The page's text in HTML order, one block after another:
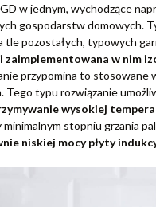
w jednym, wychodzące
gospodarstw domowych.
tle pozostałych, typowych
w nim
przypomina to stosowane
Tego typu rozwiązanie
wysokiej
minimalnym stopniu grzania
niskiej mocy płyty